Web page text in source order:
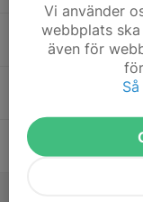
17:00
18:30
Träning
19
Vi använder
webbplats
även för